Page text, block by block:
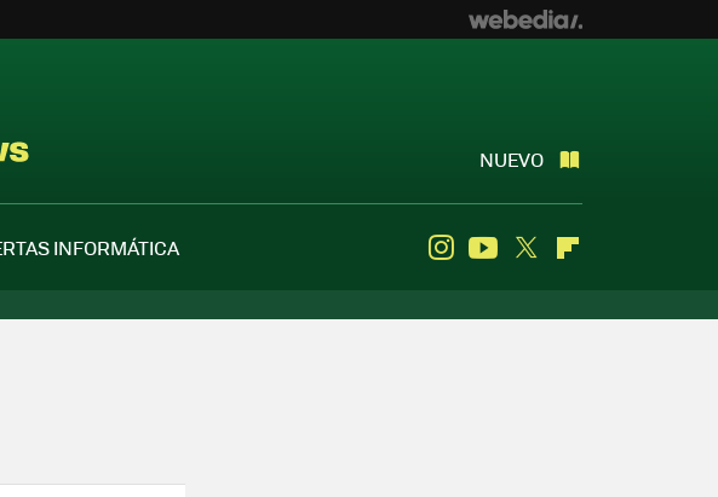
NUEVO
INFORMÁTICA InstagramYoutube
Twitter